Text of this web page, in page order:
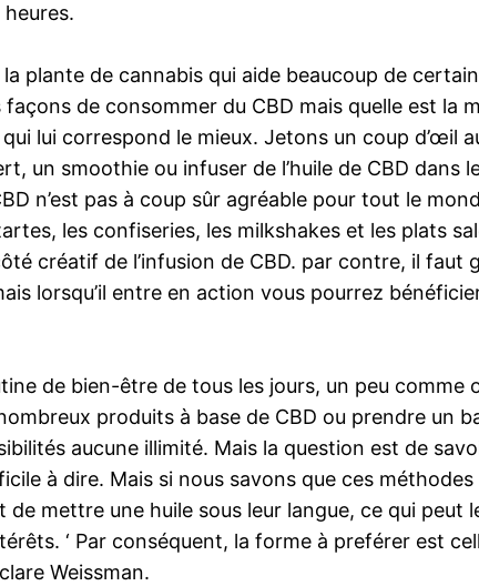
plante de cannabis qui aide beaucoup de
de consommer du CBD mais quelle est la
lui correspond le mieux. Jetons un coup d’œil
un smoothie ou infuser de l’huile de CBD dans
n’est pas à coup sûr agréable pour tout le
les confiseries, les milkshakes et les plats
créatif de l’infusion de CBD. par contre, il faut
lorsqu’il entre en action vous pourrez
de bien-être de tous les jours, un peu comme
produits à base de CBD ou prendre un
aucune illimité. Mais la question est de
à dire. Mais si nous savons que ces
mettre une huile sous leur langue, ce qui peut
‘ Par conséquent, la forme à preférer est
Weissman.